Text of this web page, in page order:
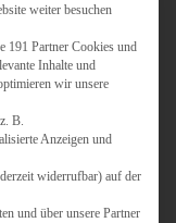
CHUTNEYS
PIES
weiter besuchen
191 Partner Cookies und
Inhalte und
wir unsere
B.
Anzeigen und
widerrufbar) auf der
und über unsere Partner